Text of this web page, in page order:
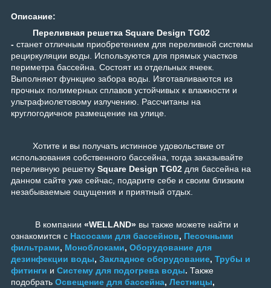
Описание:
Переливная решетка Square Design TG02
- станет отличным приобретением для переливной системы
рециркуляции воды. Используются для прямых участков
периметра бассейна. Состоят из отдельных ячеек.
Выполняют функцию забора воды. Изготавливаются из
прочных полимерных сплавов устойчивых к влажности и
ультрафиолетовому излучению. Рассчитаны на
круглогодичное размещение на улице.
Хотите и вы получать истинное удовольствие от
использования собственного бассейна, тогда заказывайте
переливную решетку Square Design TG02 для бассейна на
данном сайте уже сейчас, подарите себе и своим близким
незабываемые ощущения и приятный отдых.
В компании «WELLAND» вы также можете найти и
ознакомится с Насосами для бассейнов, Песочными
фильтрами, Моноблоками, Оборудование для
дезинфекции воды, Закладное оборудование, Трубы и
фитинги и Систему для подогрева воды. Также
подобрать Освещение для бассейна, Лестницы,